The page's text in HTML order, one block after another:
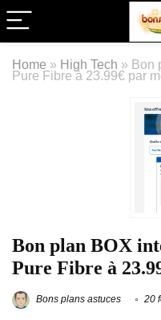
Home » High Tech » Bon
Pure Fibre à 23.99€ par
Bon plan BOX
Pure Fibre à
Bons plans astuces 20